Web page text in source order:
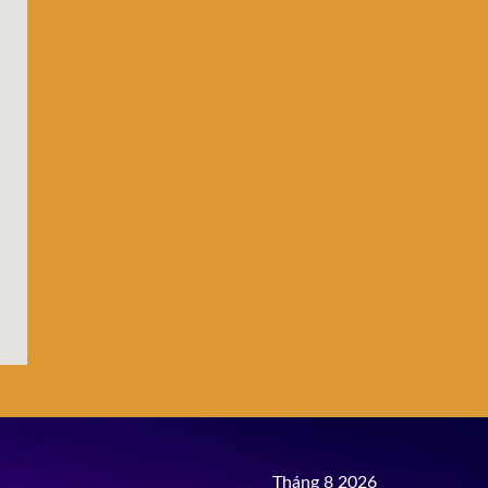
Tháng 8 2026